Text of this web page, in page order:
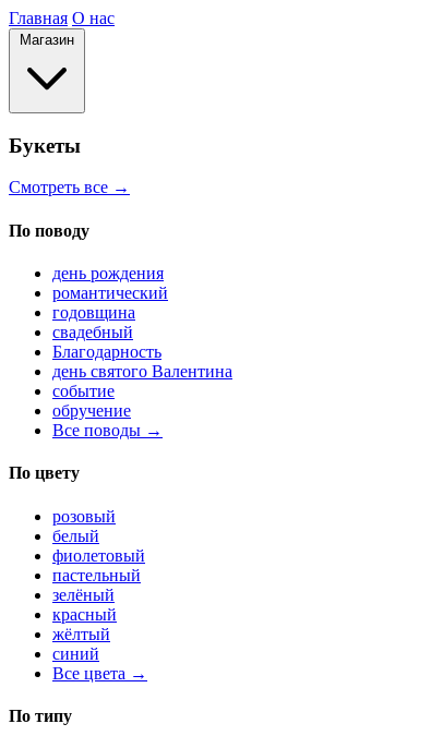
Главная О нас
Магазин
Букеты
Смотреть все →
По поводу
день рождения
романтический
годовщина
свадебный
Благодарность
день святого Валентина
событие
обручение
Все поводы →
По цвету
розовый
белый
фиолетовый
пастельный
зелёный
красный
жёлтый
синий
Все цвета →
По типу